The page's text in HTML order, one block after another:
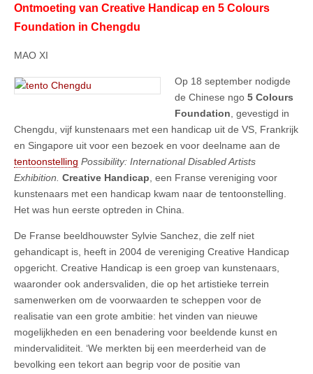
Ontmoeting van Creative Handicap en 5 Colours
Foundation in Chengdu
MAO XI
Op 18 september nodigde
de Chinese ngo 5 Colours
Foundation, gevestigd in
Chengdu, vijf kunstenaars met een handicap uit de VS, Frankrijk
en Singapore uit voor een bezoek en voor deelname aan de
tentoonstelling Possibility: International Disabled Artists
Exhibition. Creative Handicap, een Franse vereniging voor
kunstenaars met een handicap kwam naar de tentoonstelling.
Het was hun eerste optreden in China.
De Franse beeldhouwster Sylvie Sanchez, die zelf niet
gehandicapt is, heeft in 2004 de vereniging Creative Handicap
opgericht. Creative Handicap is een groep van kunstenaars,
waaronder ook andersvaliden, die op het artistieke terrein
samenwerken om de voorwaarden te scheppen voor de
realisatie van een grote ambitie: het vinden van nieuwe
mogelijkheden en een benadering voor beeldende kunst en
mindervaliditeit. ‘We merkten bij een meerderheid van de
bevolking een tekort aan begrip voor de positie van